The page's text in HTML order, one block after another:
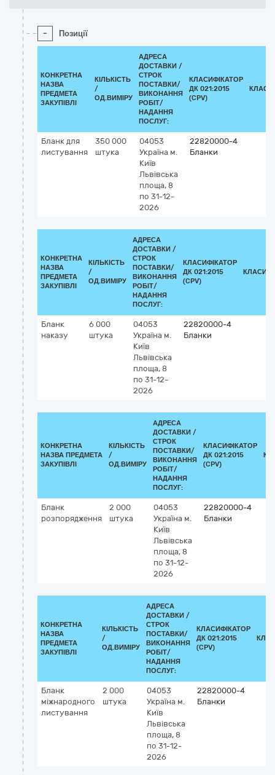
- Позиції
КОНКРЕТНА
НАЗВА
ПРЕДМЕТА
ЗАКУПІВЛІ
КІЛЬКІСТЬ
/
ОД.ВИМІРУ
АДРЕСА
ДОСТАВКИ /
СТРОК
ПОСТАВКИ/
ВИКОНАННЯ
РОБІТ/
НАДАННЯ
ПОСЛУГ:
КЛАСИФІКАТОР
ДК 021:2015
(CPV)
Бланк для
листування
350 000
штука
04053
Україна м.
Київ
Львівська
площа, 8
по 31-12-
2026
22820000-4
Бланки
КОНКРЕТНА
НАЗВА
ПРЕДМЕТА
ЗАКУПІВЛІ
КІЛЬКІСТЬ
/
ОД.ВИМІРУ
АДРЕСА
ДОСТАВКИ /
СТРОК
ПОСТАВКИ/
ВИКОНАННЯ
РОБІТ/
НАДАННЯ
ПОСЛУГ:
КЛАСИФІКАТОР
ДК 021:2015
(CPV)
Бланк
наказу
6 000
штука
04053
Україна м.
Київ
Львівська
площа, 8
по 31-12-
2026
22820000-4
Бланки
КОНКРЕТНА
НАЗВА ПРЕДМЕТА
ЗАКУПІВЛІ
КІЛЬКІСТЬ
/
ОД.ВИМІРУ
АДРЕСА
ДОСТАВКИ /
СТРОК
ПОСТАВКИ/
ВИКОНАННЯ
РОБІТ/
НАДАННЯ
ПОСЛУГ:
КЛАСИФІКАТОР
ДК 021:2015
(CPV)
Бланк
розпорядження
2 000
штука
04053
Україна м.
Київ
Львівська
площа, 8
по 31-12-
2026
22820000-4
Бланки
КОНКРЕТНА
НАЗВА
ПРЕДМЕТА
ЗАКУПІВЛІ
КІЛЬКІСТЬ
/
ОД.ВИМІРУ
АДРЕСА
ДОСТАВКИ /
СТРОК
ПОСТАВКИ/
ВИКОНАННЯ
РОБІТ/
НАДАННЯ
ПОСЛУГ:
КЛАСИФІКАТОР
ДК 021:2015
(CPV)
Бланк
міжнародного
листування
2 000
штука
04053
Україна м.
Київ
Львівська
площа, 8
по 31-12-
2026
22820000-4
Бланки